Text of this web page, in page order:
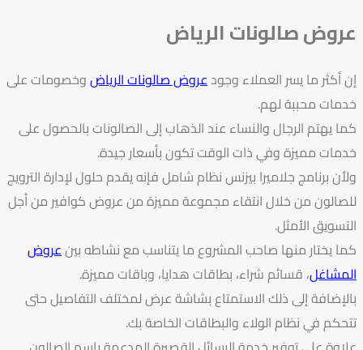
عروض صالونات الرياض
إن أكثر ما يسر العملاء وجودعروض صالونات الرياضوخصومات على
خدمات محببة لهم.
كما يهتم الرجال والنساء عند الذهاب إلى الصالونات بالحصول على
خدمات مميزة وفي ذات الوقت تكون بأسعار جيدة.
ولأن برنامج جلاميرا بيزنس نظام شامل فإنه يقدم حلول لإدارة الترويج
للصالون من خلال انتقاء مجموعة مميزة من عروض كوافير من أجل
التسويق الأمثل.
كما يختار منها صاحب المشروع ما يتناسب مع نشاطه بينعروض
المشاغل، قسائم شراء، بطاقات هدايا، وباقات مميزة.
بالإضافة إلى ذلك الاستمتاع بشاشة عرض لمختلف التفاصيل حتى
تتحكم في نظام الولاء والبطاقات الخاصة بك.